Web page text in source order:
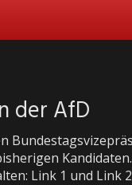
der AfD
Link 1 und Link 2